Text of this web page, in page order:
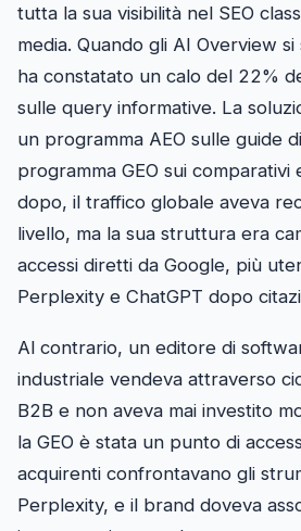
tutta la sua visibilità nel SEO
media. Quando gli AI Overview
ha constatato un calo del 22%
sulle query informative. La
un programma AEO sulle guide
programma GEO sui comparativi
dopo, il traffico globale aveva
livello, ma la sua struttura era
accessi diretti da Google, più
Perplexity e ChatGPT dopo
Al contrario, un editore di
industriale vendeva attraverso
B2B e non aveva mai investito
la GEO è stata un punto di
acquirenti confrontavano gli
Perplexity, e il brand doveva